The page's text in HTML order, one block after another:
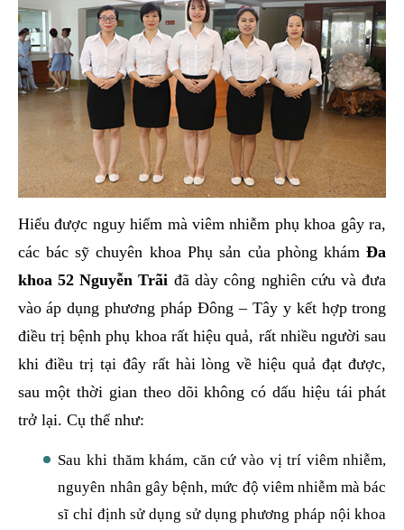
Hiểu được nguy hiểm mà viêm nhiễm phụ khoa gây ra,
các bác sỹ chuyên khoa Phụ sản của phòng khám Đa
khoa 52 Nguyễn Trãi đã dày công nghiên cứu và đưa
vào áp dụng phương pháp Đông – Tây y kết hợp trong
điều trị bệnh phụ khoa rất hiệu quả, rất nhiều người sau
khi điều trị tại đây rất hài lòng về hiệu quả đạt được,
sau một thời gian theo dõi không có dấu hiệu tái phát
trở lại. Cụ thể như:
Sau khi thăm khám, căn cứ vào vị trí viêm nhiễm,
nguyên nhân gây bệnh, mức độ viêm nhiễm mà bác
sĩ chỉ định sử dụng sử dụng phương pháp nội khoa